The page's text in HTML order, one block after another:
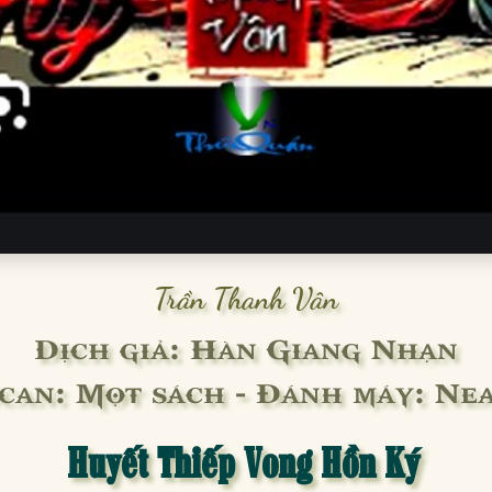
Trần Thanh Vân
Dịch giả: Hàn Giang Nhạn
Mọt sách - Đánh máy:
Huyết Thiếp Vong Hồn Ký